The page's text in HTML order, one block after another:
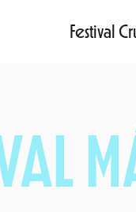
Festival